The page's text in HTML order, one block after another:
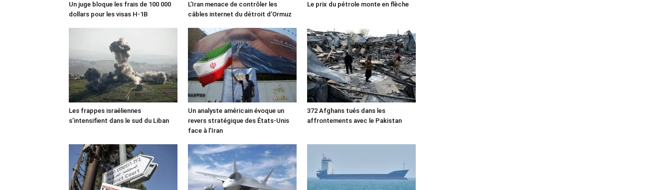
Un juge bloque les frais de 100 000
dollars pour les visas H-1B
L’Iran menace de contrôler les
câbles internet du détroit d’Ormuz
Le prix du pétrole monte en flèche
Les frappes israéliennes
s’intensifient dans le sud du Liban
Un analyste américain évoque un
revers stratégique des États-Unis
face à l’Iran
372 Afghans tués dans les
affrontements avec le Pakistan